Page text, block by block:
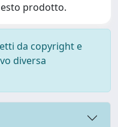
prodotto.
da copyright e
diversa